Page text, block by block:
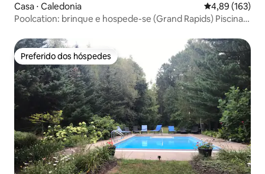
Casa ⋅ Caledonia 4,89 de uma
4,89 (163)
Poolcation: brinque e hospede-se (Grand Rapids) Piscina
Preferido dos hóspedes
Preferido dos hóspedes